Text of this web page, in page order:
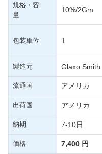
規格・容
量
10%/2Gm
包装単位 1
製造元 Glaxo Smith
流通国 アメリカ
出荷国 アメリカ
納期 7-10日
価格 7,400 円